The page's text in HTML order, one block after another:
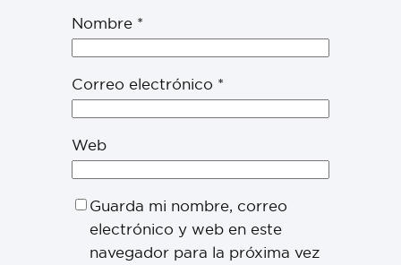
Nombre *
Correo electrónico *
Web
Guarda mi nombre, correo
electrónico y web en este
navegador para la próxima vez